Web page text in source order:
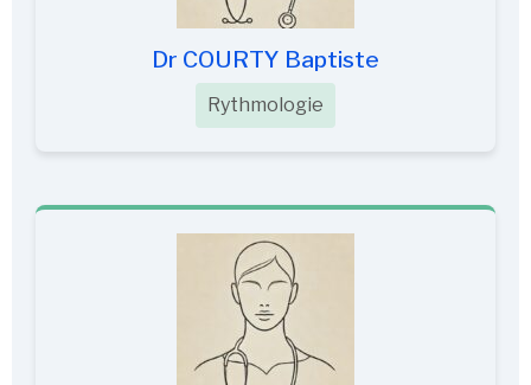
Dr COURTY Baptiste
Rythmologie